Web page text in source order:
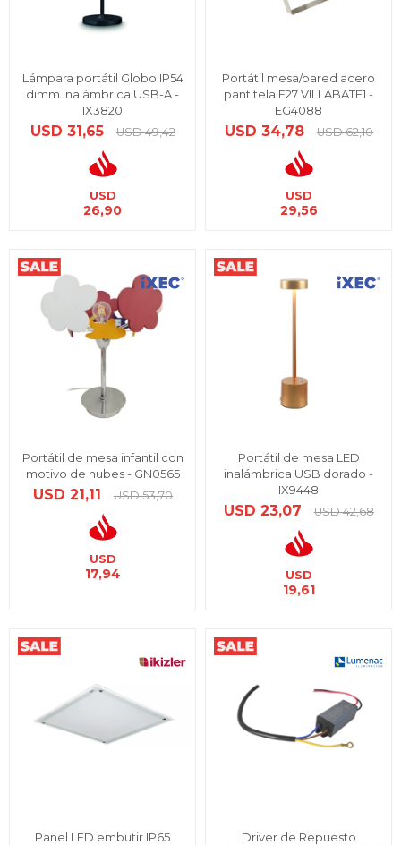
Lámpara portátil Globo IP54
dimm inalámbrica USB-A -
IX3820
USD 31,65 USD 49,42
USD
26,90
Portátil mesa/pared acero
pant.tela E27 VILLABATE1 -
EG4088
USD 34,78 USD 62,10
USD
29,56
Portátil de mesa infantil con
motivo de nubes - GN0565
USD 21,11 USD 53,70
USD
17,94
Portátil de mesa LED
inalámbrica USB dorado -
IX9448
USD 23,07 USD 42,68
USD
19,61
Panel LED embutir IP65
Driver de Repuesto